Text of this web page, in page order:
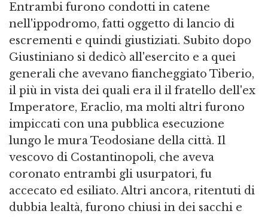
Entrambi furono condotti in catene
nell'ippodromo, fatti oggetto di lancio di
escrementi e quindi giustiziati. Subito dopo
Giustiniano si dedicò all'esercito e a quei
generali che avevano fiancheggiato Tiberio,
il più in vista dei quali era il il fratello dell'ex
Imperatore, Eraclio, ma molti altri furono
impiccati con una pubblica esecuzione
lungo le mura Teodosiane della città. Il
vescovo di Costantinopoli, che aveva
coronato entrambi gli usurpatori, fu
accecato ed esiliato. Altri ancora, ritentuti di
dubbia lealtà, furono chiusi in dei sacchi e